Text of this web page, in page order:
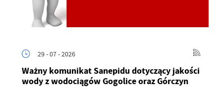
29 - 07 - 2026
Ważny komunikat Sanepidu dotyczący jakości
wody z wodociągów Gogolice oraz Górczyn